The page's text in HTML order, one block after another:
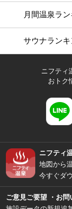
月間温泉ラ
サウナラン
ニフティ
おトク
ニフティ
地図から
今すぐダ
ご意見ご要望 ・お問